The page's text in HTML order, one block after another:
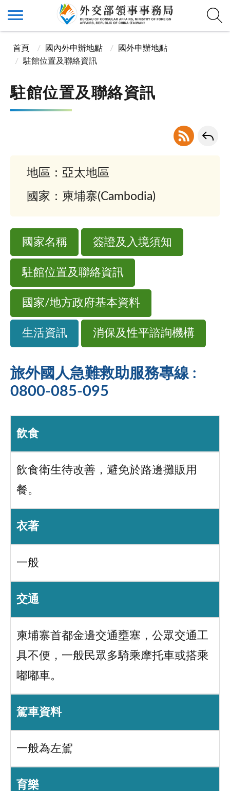
首頁 國內外申辦地點
國外申辦地點
駐館位置及聯絡資訊
駐館位置及聯絡資訊
地區：亞太地區
國家：柬埔寨(Cambodia)
國家名稱 簽證及入境須知
駐館位置及聯絡資訊
國家/地方政府基本資料
生活資訊 消保及性平諮詢機構
旅外國人急難救助服務專線 :
0800-085-095
飲食
飲食衛生待改善，避免於路邊攤販用
餐。
衣著
一般
交通
柬埔寨首都金邊交通壅塞，公眾交通工
具不便，一般民眾多騎乘摩托車或搭乘
嘟嘟車。
駕車資料
一般為左駕
育樂